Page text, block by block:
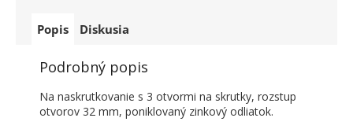
Popis Diskusia
Podrobný popis
Na naskrutkovanie s 3 otvormi na skrutky, rozstup
otvorov 32 mm, poniklovaný zinkový odliatok.